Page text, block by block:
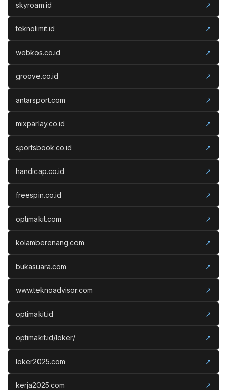
skyroam.id ↗
teknolimit.id ↗
webkos.co.id ↗
groove.co.id ↗
antarsport.com ↗
mixparlay.co.id ↗
sportsbook.co.id ↗
handicap.co.id ↗
freespin.co.id ↗
optimakit.com ↗
kolamberenang.com ↗
bukasuara.com ↗
www.teknoadvisor.com ↗
optimakit.id ↗
optimakit.id/loker/ ↗
loker2025.com ↗
kerja2025.com ↗